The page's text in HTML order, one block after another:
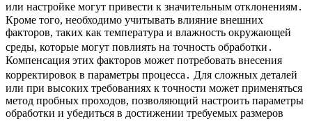
или настройке могут привести к значительным отклонениям․
Кроме того, необходимо учитывать влияние внешних
факторов, таких как температура и влажность окружающей
среды, которые могут повлиять на точность обработки․
Компенсация этих факторов может потребовать внесения
корректировок в параметры процесса․ Для сложных деталей
или при высоких требованиях к точности может применяться
метод пробных проходов, позволяющий настроить параметры
обработки и убедиться в достижении требуемых размеров